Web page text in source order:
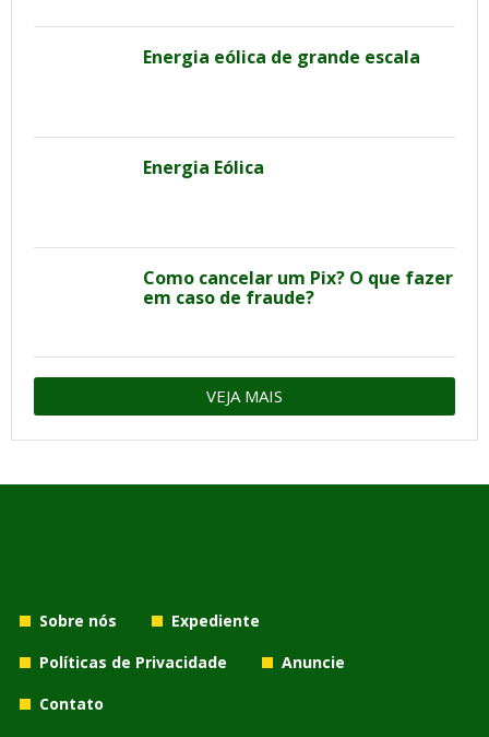
Energia eólica de grande escala
Energia Eólica
Como cancelar um Pix? O que fazer
em caso de fraude?
VEJA MAIS
Sobre nós
Expediente
Políticas de Privacidade
Anuncie
Contato